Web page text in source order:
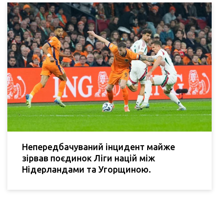
Непередбачуваний інцидент майже
зірвав поєдинок Ліги націй між
Нідерландами та Угорщиною.